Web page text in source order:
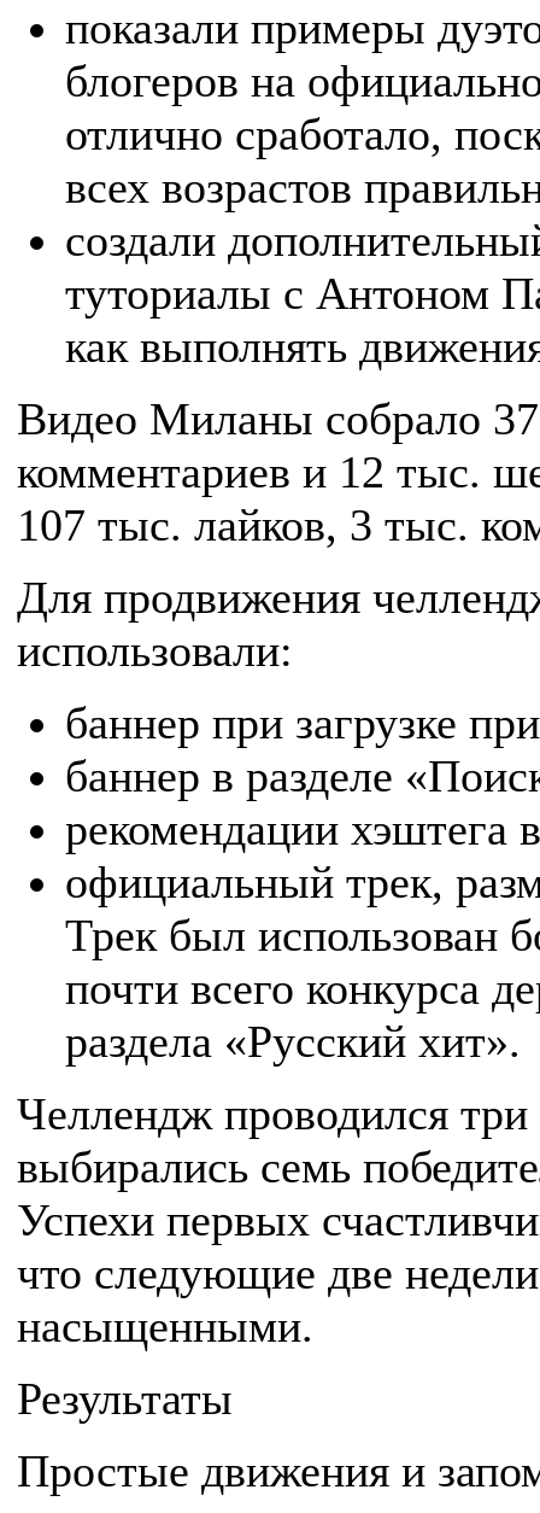
показали примеры
блогеров на
отлично сработало,
всех возрастов
создали
туториалы с Антоном
как выполнять
Видео Миланы собрало
комментариев и 12 тыс.
107 тыс. лайков, 3 тыс.
Для продвижения
использовали:
баннер при загрузке
баннер в разделе
рекомендации хэштега
официальный трек,
Трек был использован
почти всего конкурса
раздела «Русский хит».
Челлендж проводился
выбирались семь
Успехи первых
что следующие две
насыщенными.
Результаты
Простые движения и